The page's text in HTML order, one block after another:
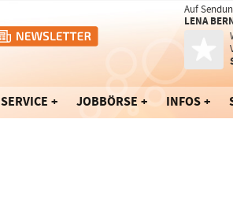
Auf
LENA
SERVICE JOBBÖRSE INFOS